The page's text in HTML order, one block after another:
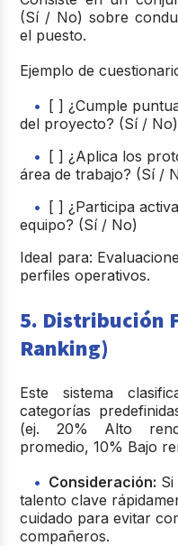
(Sí / No) sobre
el puesto.
Ejemplo de
[ ] ¿Cumple
del proyecto? (Sí / No)
[ ] ¿Aplica los
área de trabajo? (Sí /
[ ] ¿Participa
equipo? (Sí / No)
Ideal para:
perfiles operativos.
5. Distribución
Ranking)
Este sistema
categorías
(ej. 20% Alto
promedio, 10% Bajo
Consideración:
talento clave
cuidado para evitar
compañeros.